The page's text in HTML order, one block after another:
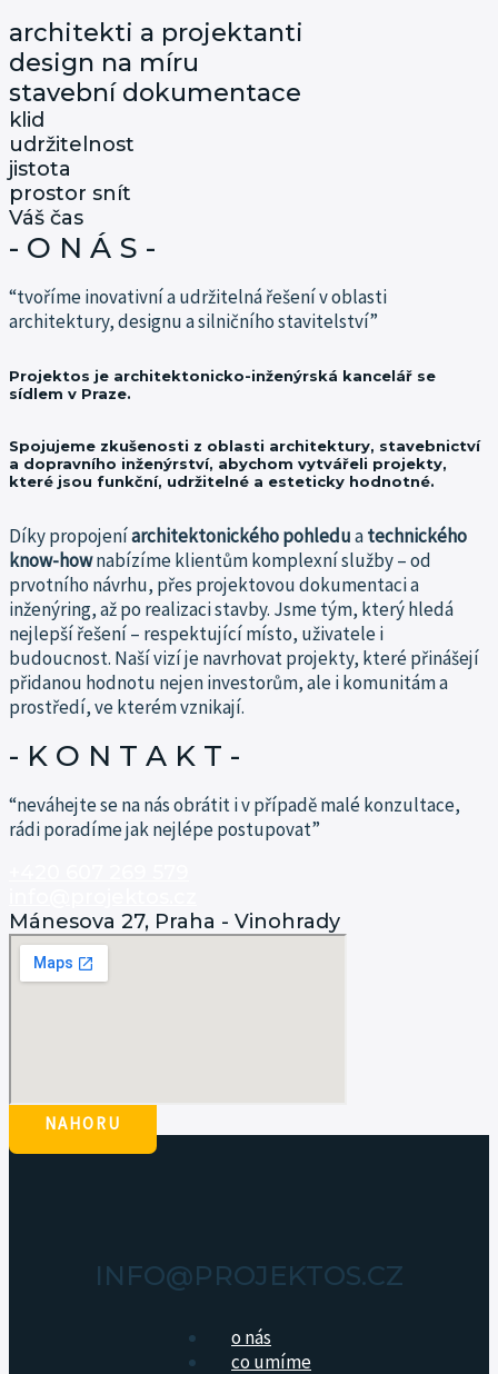
architekti a projektanti
design na míru
stavební dokumentace
klid
udržitelnost
jistota
prostor snít
Váš čas
- O N Á S -
“tvoříme inovativní a udržitelná řešení v oblasti
architektury, designu a silničního stavitelství”
Projektos je architektonicko-inženýrská kancelář se
sídlem v Praze.
Spojujeme zkušenosti z oblasti architektury, stavebnictví
a dopravního inženýrství, abychom vytvářeli projekty,
které jsou funkční, udržitelné a esteticky hodnotné.
Díky propojeníarchitektonického pohleduatechnického
know-hownabízíme klientům komplexní služby – od
prvotního návrhu, přes projektovou dokumentaci a
inženýring, až po realizaci stavby. Jsme tým, který hledá
nejlepší řešení – respektující místo, uživatele i
budoucnost. Naší vizí je navrhovat projekty, které přinášejí
přidanou hodnotu nejen investorům, ale i komunitám a
prostředí, ve kterém vznikají.
- K O N T A K T -​
“neváhejte se na nás obrátit i v případě malé konzultace,
rádi poradíme jak nejlépe postupovat”
Mánesova 27, Praha - Vinohrady
NAHORU
INFO@PROJEKTOS.CZ
o nás
co umíme